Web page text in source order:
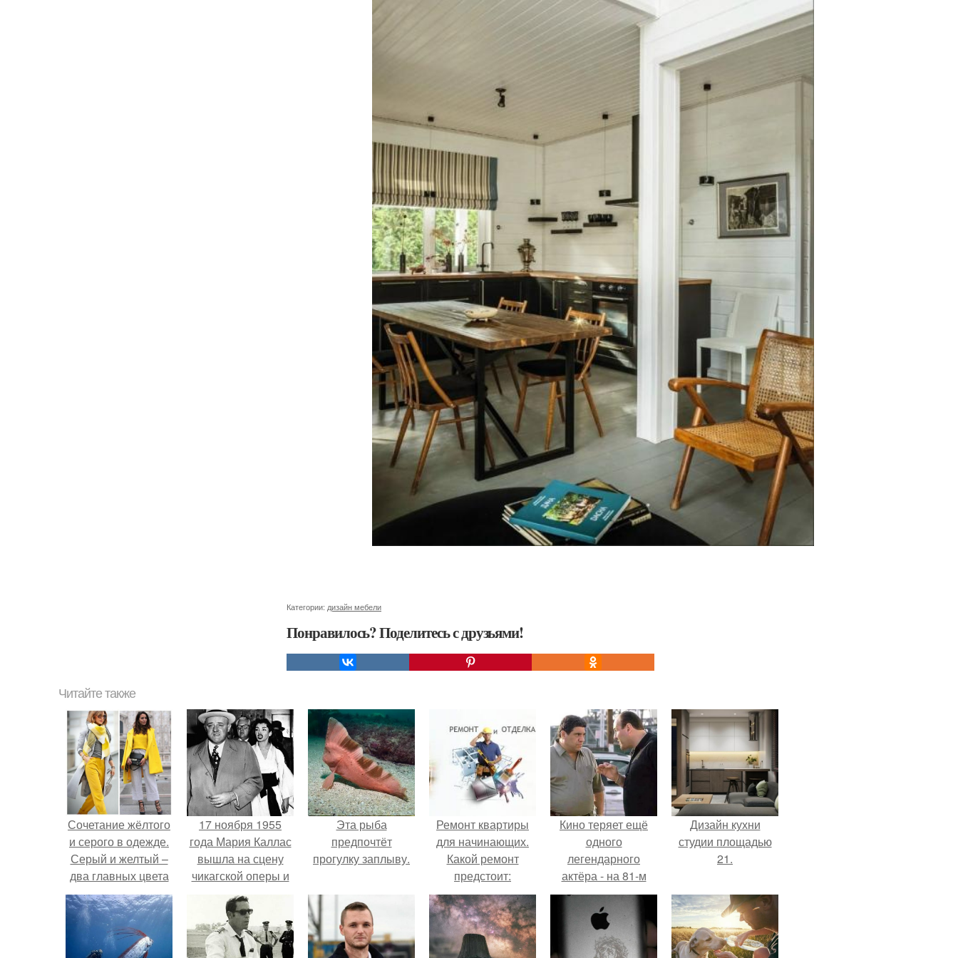
Категории: дизайн мебели
Понравилось? Поделитесь с друзьями!
Читайте также
Сочетание жёлтого
и серого в одежде.
Серый и желтый –
два главных цвета
2021 года,
сочетания в одежде
17 ноября 1955
года Мария Каллас
вышла на сцену
чикагской оперы и
сорвала овации.
Эта рыба
предпочтёт
прогулку заплыву.
Ремонт квартиры
для начинающих.
Какой ремонт
предстоит:
косметический или
капитальный
Кино теряет ещё
одного
легендарного
актёра - на 81-м
году жизни не стало
Винсента пасторе.
Дизайн кухни
студии площадью
21.